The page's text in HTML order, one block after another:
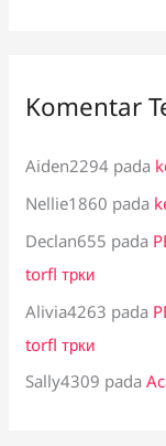
Komentar
Aiden2294 pada
Nellie1860 pada
Declan655 pada
torfl трки
Alivia4263 pada
torfl трки
Sally4309 pada